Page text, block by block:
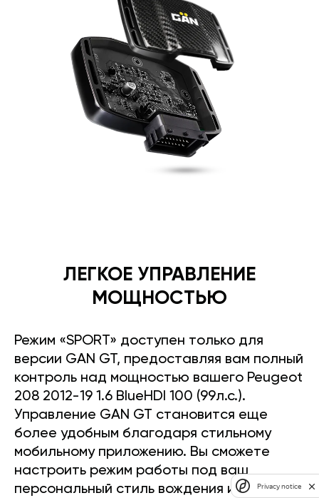
ЛЕГКОЕ УПРАВЛЕНИЕ
МОЩНОСТЬЮ
Режим «SPORT» доступен только для
версии GAN GT, предоставляя вам полный
контроль над мощностью вашего Peugeot
208 2012-19 1.6 BlueHDI 100 (99л.с.).
Управление GAN GT становится еще
более удобным благодаря стильному
мобильному приложению. Вы сможете
настроить режим работы под ваш
персональный стиль вождения и легкоPrivacy notice